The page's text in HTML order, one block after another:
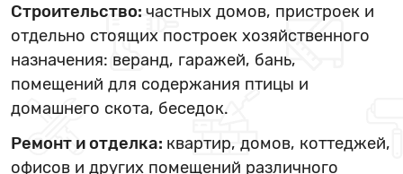
Строительство: частных домов, пристроек и
отдельно стоящих построек хозяйственного
назначения: веранд, гаражей, бань,
помещений для содержания птицы и
домашнего скота, беседок.
Ремонт и отделка: квартир, домов, коттеджей,
офисов и других помещений различного